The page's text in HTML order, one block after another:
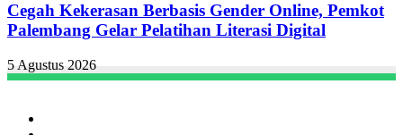
Cegah Kekerasan Berbasis Gender Online, Pemkot
Palembang Gelar Pelatihan Literasi Digital
5 Agustus 2026